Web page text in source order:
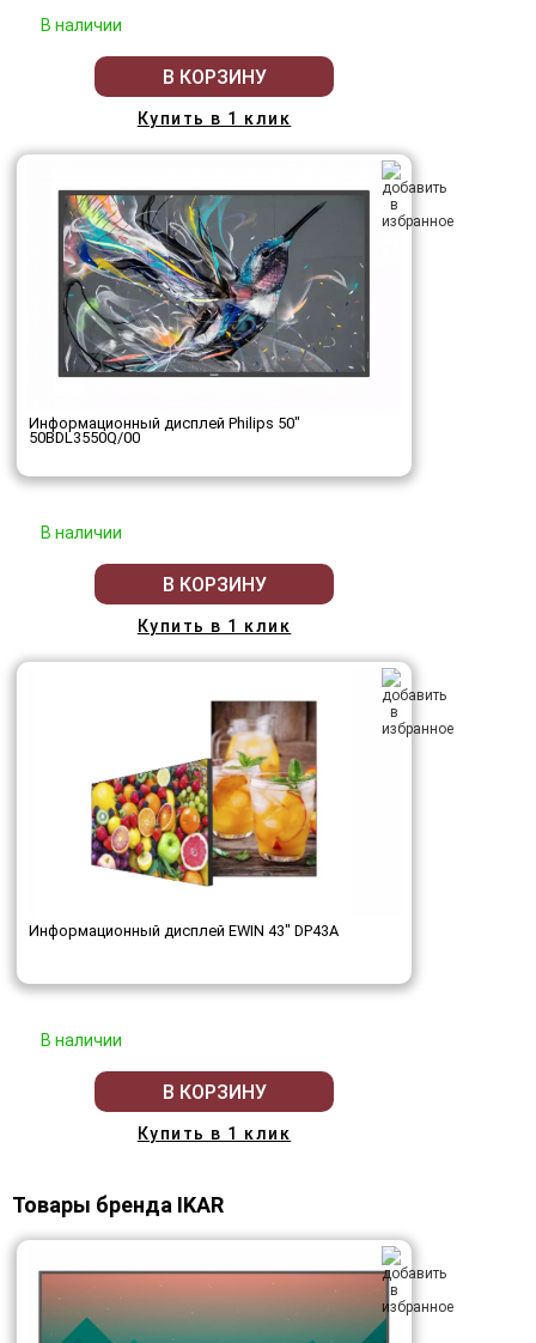
В наличии
В КОРЗИНУ
Купить в 1 клик
Информационный дисплей Philips 50"
50BDL3550Q/00
В наличии
В КОРЗИНУ
Купить в 1 клик
Информационный дисплей EWIN 43" DP43A
В наличии
В КОРЗИНУ
Купить в 1 клик
Товары бренда IKAR